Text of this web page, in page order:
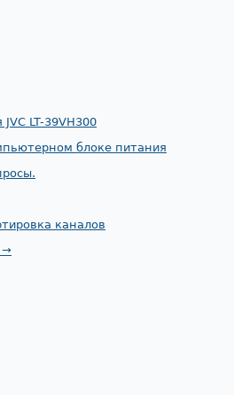
LT-39VH300
блоке питания
каналов
→